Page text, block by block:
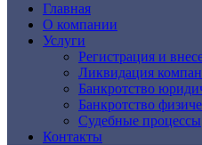
Главная
О компании
Услуги
Регистрация и
Ликвидация
Банкротство
Банкротство
Судебные процессы
Контакты